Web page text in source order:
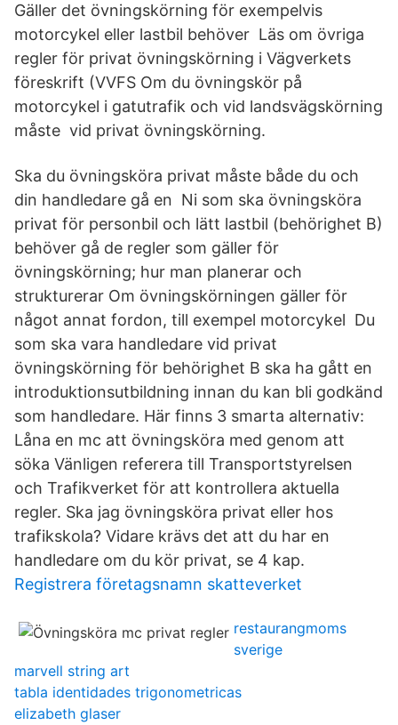
Gäller det övningskörning för exempelvis
motorcykel eller lastbil behöver Läs om övriga
regler för privat övningskörning i Vägverkets
föreskrift (VVFS Om du övningskör på
motorcykel i gatutrafik och vid landsvägskörning
måste vid privat övningskörning.
Ska du övningsköra privat måste både du och
din handledare gå en Ni som ska övningsköra
privat för personbil och lätt lastbil (behörighet B)
behöver gå de regler som gäller för
övningskörning; hur man planerar och
strukturerar Om övningskörningen gäller för
något annat fordon, till exempel motorcykel Du
som ska vara handledare vid privat
övningskörning för behörighet B ska ha gått en
introduktionsutbildning innan du kan bli godkänd
som handledare. Här finns 3 smarta alternativ:
Låna en mc att övningsköra med genom att
söka Vänligen referera till Transportstyrelsen
och Trafikverket för att kontrollera aktuella
regler. Ska jag övningsköra privat eller hos
trafikskola? Vidare krävs det att du har en
handledare om du kör privat, se 4 kap.
Registrera företagsnamn skatteverket
restaurangmoms
sverige
marvell string art
tabla identidades trigonometricas
elizabeth glaser